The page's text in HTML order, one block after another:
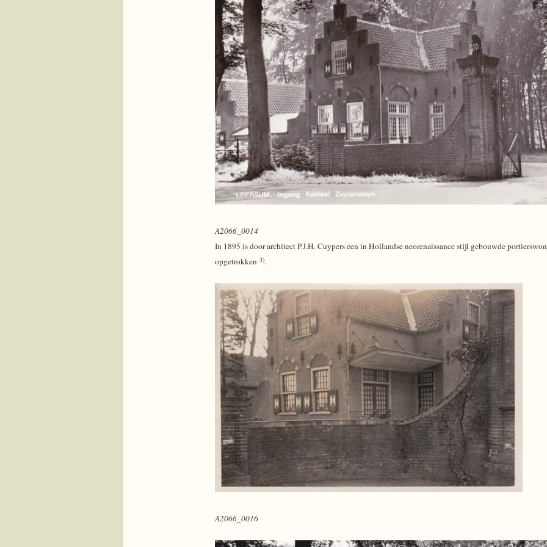
A2066_0014
In 1895 is door architect P.J.H. Cuypers een in Hollandse neorenaissance stijl gebouwde
opgetrokken 3).
A2066_0016